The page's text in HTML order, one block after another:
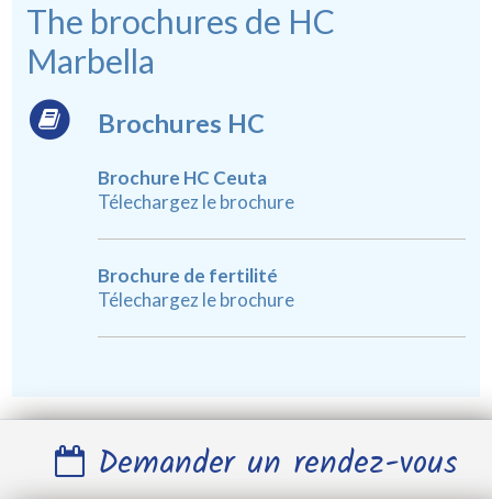
The brochures de HC
Marbella
Brochures HC
Brochure HC Ceuta
Télechargez le brochure
Brochure de fertilité
Télechargez le brochure
Demander un rendez-vous